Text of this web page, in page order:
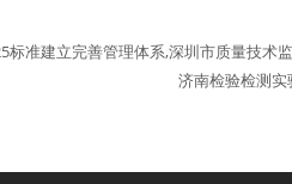
标准建立完善管理体系,深圳市质量技术
济南检验检测